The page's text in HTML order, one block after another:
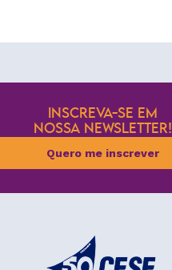
INSCREVA-SE EM
NOSSA NEWSLETTER!
Quero me inscrever